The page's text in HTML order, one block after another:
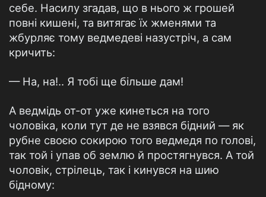
себе. Насилу згадав, що в нього ж грошей
повні кишені, та витягає їх жменями та
жбурляє тому ведмедеві назустріч, а сам
кричить:
— На, на!.. Я тобі ще більше дам!
А ведмідь от-от уже кинеться на того
чоловіка, коли тут де не взявся бідний — як
рубне своєю сокирою того ведмедя по голові,
так той і упав об землю й простягнувся. А той
чоловік, стрілець, так і кинувся на шию
бідному: